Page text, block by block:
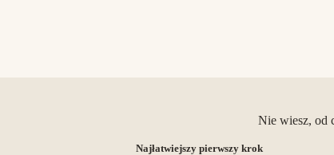
Nie wiesz, od
Najłatwiejszy pierwszy krok